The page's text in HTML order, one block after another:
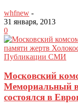
whfnew -
31 января, 2013
0
Публикации СМИ
Московский
Мемориальный
состоялся в